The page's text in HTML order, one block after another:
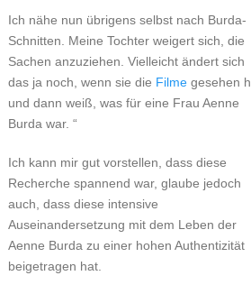
Ich nähe nun übrigens selbst nach Burda-
Schnitten. Meine Tochter weigert sich, die
Sachen anzuziehen. Vielleicht ändert sich
das ja noch, wenn sie die Filmegesehen
und dann weiß, was für eine Frau Aenne
Burda war. “
Ich kann mir gut vorstellen, dass diese
Recherche spannend war, glaube jedoch
auch, dass diese intensive
Auseinandersetzung mit dem Leben der
Aenne Burda zu einer hohen Authentizität
beigetragen hat.